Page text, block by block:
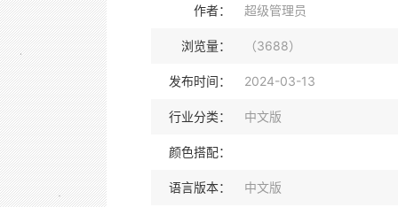
作者： 超级管理员
浏览量： （3688）
发布时间： 2024-03-13
行业分类： 中文版
颜色搭配：
语言版本： 中文版